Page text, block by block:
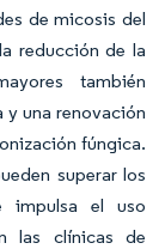
de micosis del
reducción de la
también
y una renovación
fúngica.
superar los
impulsa el uso
las clínicas de